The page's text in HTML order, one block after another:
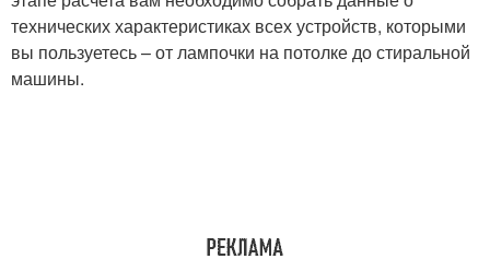
технических характеристиках всех устройств, которыми
вы пользуетесь – от лампочки на потолке до стиральной
машины.